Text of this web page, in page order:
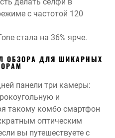
с частотой 120
стала на 36% ярче.
ОБЗОРА ДЛЯ ШИКАРНЫХ
панели три камеры:
и
такому комбо смартфон
оптическим
вы путешествуете с